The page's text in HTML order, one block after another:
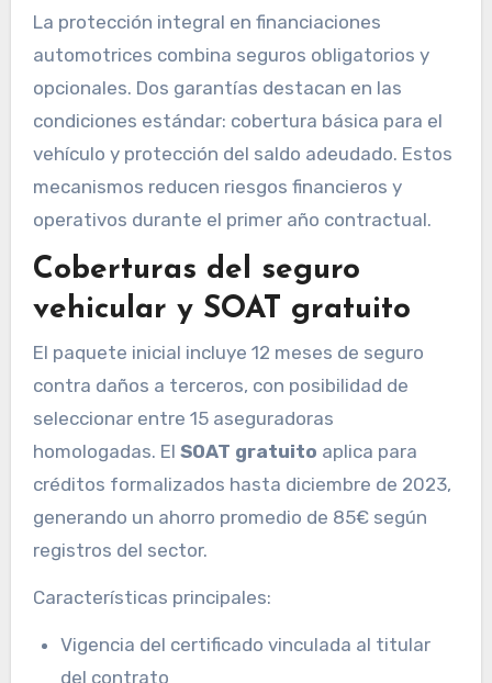
La protección integral en financiaciones
automotrices combina seguros obligatorios y
opcionales. Dos garantías destacan en las
condiciones estándar: cobertura básica para el
vehículo y protección del saldo adeudado. Estos
mecanismos reducen riesgos financieros y
operativos durante el primer año contractual.
Coberturas del seguro
vehicular y SOAT gratuito
El paquete inicial incluye 12 meses de seguro
contra daños a terceros, con posibilidad de
seleccionar entre 15 aseguradoras
homologadas. El SOAT gratuito aplica para
créditos formalizados hasta diciembre de 2023,
generando un ahorro promedio de 85€ según
registros del sector.
Características principales:
Vigencia del certificado vinculada al titular
del contrato